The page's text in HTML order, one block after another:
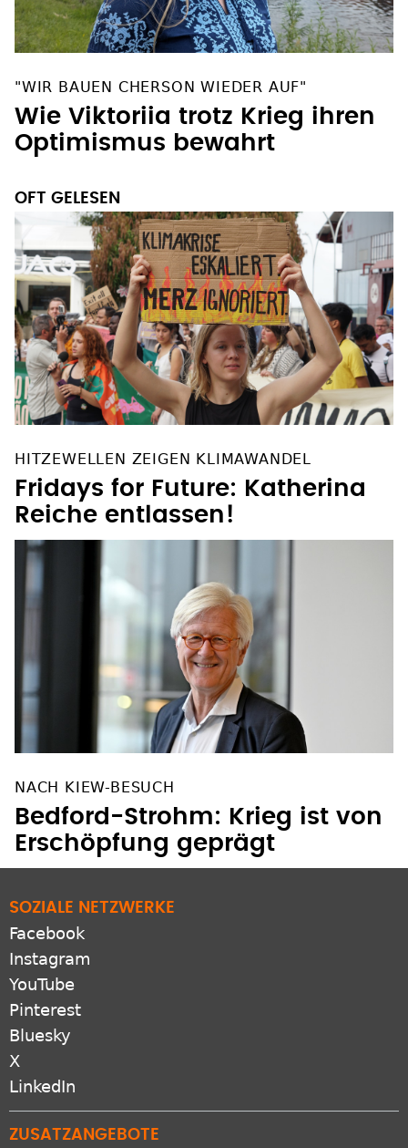
"WIR BAUEN CHERSON WIEDER AUF"
Wie Viktoriia trotz Krieg ihren
Optimismus bewahrt
OFT GELESEN
HITZEWELLEN ZEIGEN KLIMAWANDEL
Fridays for Future: Katherina
Reiche entlassen!
NACH KIEW-BESUCH
Bedford-Strohm: Krieg ist von
Erschöpfung geprägt
SOZIALE NETZWERKE
Facebook
Instagram
YouTube
Pinterest
Bluesky
X
LinkedIn
ZUSATZANGEBOTE